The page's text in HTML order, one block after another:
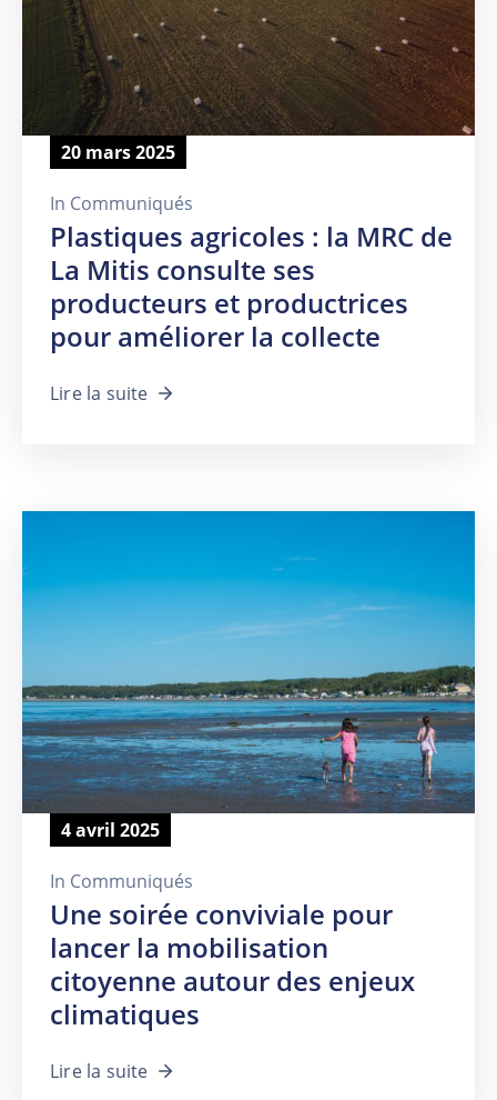
20 mars 2025
In Communiqués
Plastiques agricoles : la MRC de
La Mitis consulte ses
producteurs et productrices
pour améliorer la collecte
Lire la suite
4 avril 2025
In Communiqués
Une soirée conviviale pour
lancer la mobilisation
citoyenne autour des enjeux
climatiques
Lire la suite